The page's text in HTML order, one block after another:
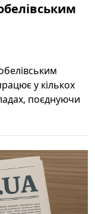
у кількох
поєднуючи